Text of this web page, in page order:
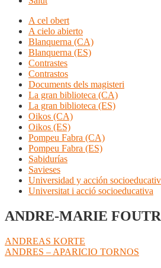
A cel obert
A cielo abierto
Blanquerna (CA)
Blanquerna (ES)
Contrastes
Contrastos
Documents dels magisteri
La gran biblioteca (CA)
La gran biblioteca (ES)
Oikos (CA)
Oikos (ES)
Pompeu Fabra (CA)
Pompeu Fabra (ES)
Sabidurías
Savieses
Universidad y acción
Universitat i acció socioeducativa
ANDRE-MARIE
Navegació
d'entrades
Entrada
anterior:
ANDREAS KORTE
Pròxima
ANDRES – APARICIO TORNOS